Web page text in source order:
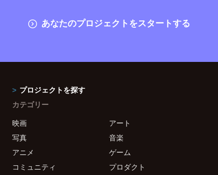
あなたのプロジェクトをスタートする
プロジェクトを探す
カテゴリー
映画
アート
写真
音楽
アニメ
ゲーム
コミュニティ
プロダクト